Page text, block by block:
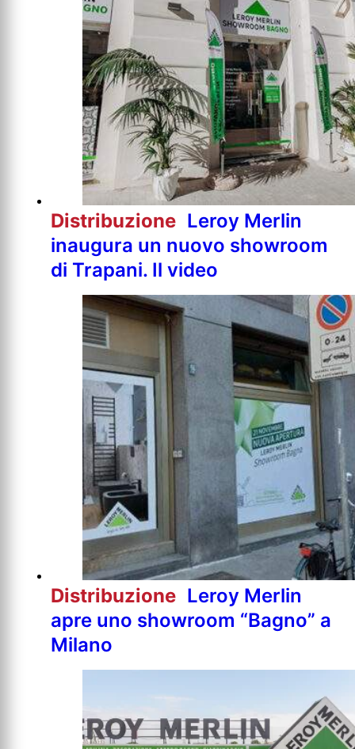
Distribuzione Leroy Merlin
inaugura un nuovo showroom
di Trapani. Il video
Distribuzione Leroy Merlin
apre uno showroom “Bagno” a
Milano